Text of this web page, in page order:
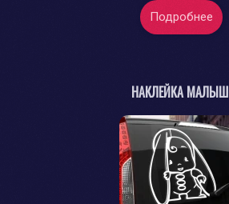
Подробнее
НАКЛЕЙКА МАЛЫШ